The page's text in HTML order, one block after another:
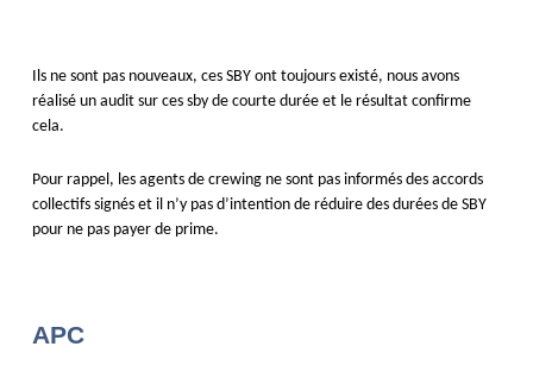
Ils ne sont pas nouveaux, ces SBY ont toujours existé, nous avons
réalisé un audit sur ces sby de courte durée et le résultat confirme
cela.
Pour rappel, les agents de crewing ne sont pas informés des accords
collectifs signés et il n’y pas d’intention de réduire des durées de SBY
pour ne pas payer de prime.
APC